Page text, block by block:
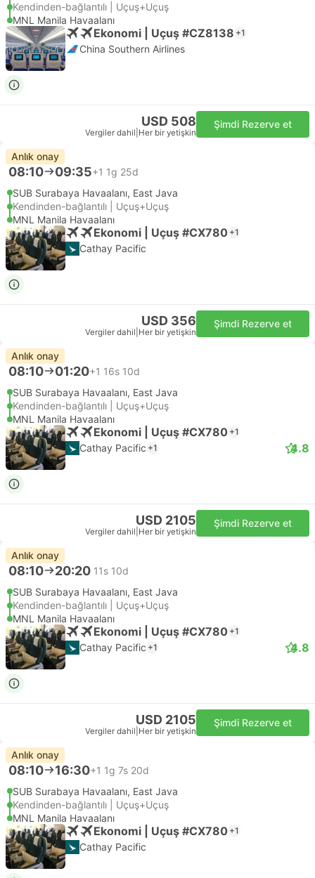
Kendinden-bağlantılı | Uçuş+Uçuş
MNL Manila Havaalanı
Ekonomi | Uçuş #CZ8138 +1
China Southern Airlines
USD 508
Vergiler dahil Her bir yetişkin
Şimdi Rezerve et
Anlık onay
08:10 09:35+1 1g 25d
SUB Surabaya Havaalanı, East Java
Kendinden-bağlantılı | Uçuş+Uçuş
MNL Manila Havaalanı
Ekonomi | Uçuş #CX780 +1
Cathay Pacific
USD 356
Vergiler dahil Her bir yetişkin
Şimdi Rezerve et
Anlık onay
08:10 01:20+1 16s 10d
SUB Surabaya Havaalanı, East Java
Kendinden-bağlantılı | Uçuş+Uçuş
MNL Manila Havaalanı
Ekonomi | Uçuş #CX780 +1
Cathay Pacific +1 4.8
USD 2105
Vergiler dahil Her bir yetişkin
Şimdi Rezerve et
Anlık onay
08:10 20:20 11s 10d
SUB Surabaya Havaalanı, East Java
Kendinden-bağlantılı | Uçuş+Uçuş
MNL Manila Havaalanı
Ekonomi | Uçuş #CX780 +1
Cathay Pacific +1 4.8
USD 2105
Vergiler dahil Her bir yetişkin
Şimdi Rezerve et
Anlık onay
08:10 16:30+1 1g 7s 20d
SUB Surabaya Havaalanı, East Java
Kendinden-bağlantılı | Uçuş+Uçuş
MNL Manila Havaalanı
Ekonomi | Uçuş #CX780 +1
Cathay Pacific